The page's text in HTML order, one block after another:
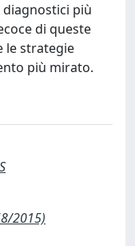
più
di queste
le strategie
più mirato.
2015)